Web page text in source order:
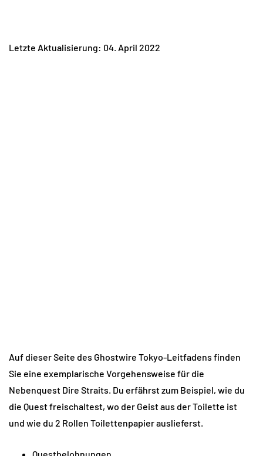
Letzte Aktualisierung: 04. April 2022
Auf dieser Seite des Ghostwire Tokyo-Leitfadens finden
Sie eine exemplarische Vorgehensweise für die
Nebenquest Dire Straits. Du erfährst zum Beispiel, wie du
die Quest freischaltest, wo der Geist aus der Toilette ist
und wie du 2 Rollen Toilettenpapier auslieferst.